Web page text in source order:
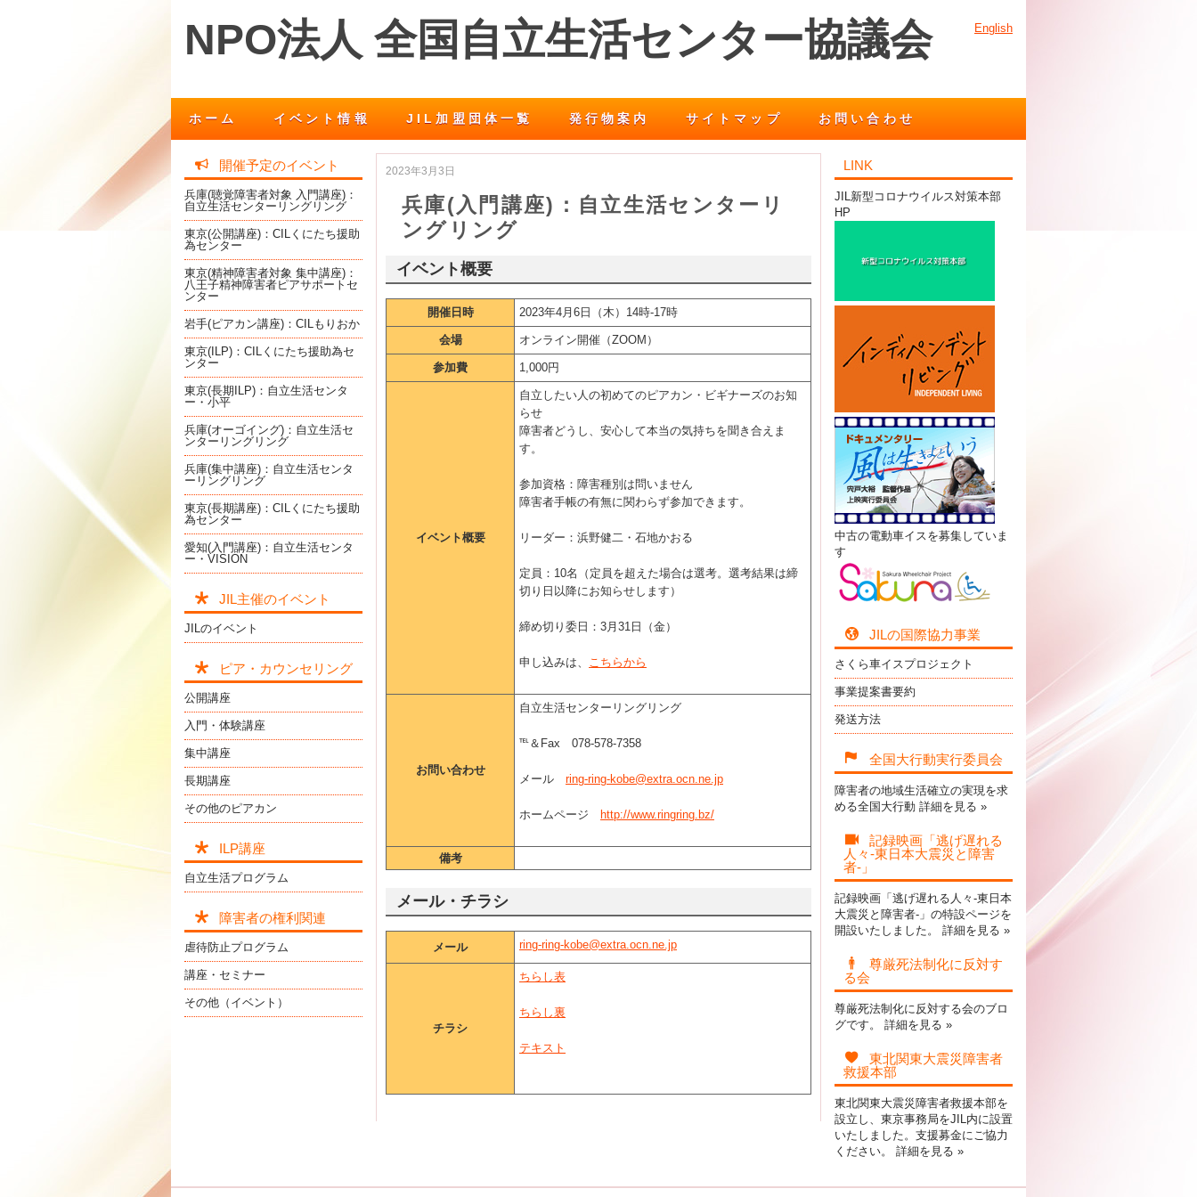
NPO法人 全国自立生活センター協議会 English
ホーム イベント情報 JIL加盟団体一覧 発行物案内 サイトマップ お問い合わせ
2023年3月3日
兵庫(入門講座)：自立生活センターリ
ングリング
イベント概要
開催日時 2023年4月6日（木）14時-17時
会場 オンライン開催（ZOOM）
参加費 1,000円
イベント概要
自立したい人の初めてのピアカン・ビギナーズのお知
らせ
障害者どうし、安心して本当の気持ちを聞き合えま
す。
参加資格：障害種別は問いません
障害者手帳の有無に関わらず参加できます。
リーダー：浜野健二・石地かおる
定員： 10名（定員を超えた場合は選考。選考結果は締
切り日以降にお知らせします）
締め切り委日： 3月 31 日（金）
申し込みは、 こちらから
お問い合わせ
自立生活センターリングリング
℡＆ Fax 078-578-7358
メール ring-ring-kobe@extra.ocn.ne.jp
ホームページ http://www.ringring.bz/
備考
メール・チラシ
メール ring-ring-kobe@extra.ocn.ne.jp
チラシ
ちらし表
ちらし裏
テキスト
開催予定のイベント
兵庫(聴覚障害者対象 入門講座)：
自立生活センターリングリング
東京(公開講座)：CILくにたち援助
為センター
東京(精神障害者対象 集中講座)：
八王子精神障害者ピアサポートセ
ンター
岩手(ピアカン講座)：CILもりおか
東京(ILP)：CILくにたち援助為セ
ンター
東京(長期ILP)：自立生活センタ
ー・小平
兵庫(オーゴイング)：自立生活セ
ンターリングリング
兵庫(集中講座)：自立生活センタ
ーリングリング
東京(長期講座)：CILくにたち援助
為センター
愛知(入門講座)：自立生活センタ
ー・VISION
JIL主催のイベント
JILのイベント
ピア・カウンセリング
公開講座
入門・体験講座
集中講座
長期講座
その他のピアカン
ILP講座
自立生活プログラム
障害者の権利関連
虐待防止プログラム
講座・セミナー
その他（イベント）
LINK
JIL新型コロナウイルス対策本部
HP
中古の電動車イスを募集していま
す
JILの国際協力事業
さくら車イスプロジェクト
事業提案書要約
発送方法
全国大行動実行委員会
障害者の地域生活確立の実現を求
める全国大行動 詳細を見る »
記録映画「逃げ遅れる
人々-東日本大震災と障害
者-」
記録映画「逃げ遅れる人々-東日本
大震災と障害者-」の特設ページを
開設いたしました。 詳細を見る »
尊厳死法制化に反対す
る会
尊厳死法制化に反対する会のブロ
グです。 詳細を見る »
東北関東大震災障害者
救援本部
東北関東大震災障害者救援本部を
設立し、東京事務局をJIL内に設置
いたしました。支援募金にご協力
ください。 詳細を見る »